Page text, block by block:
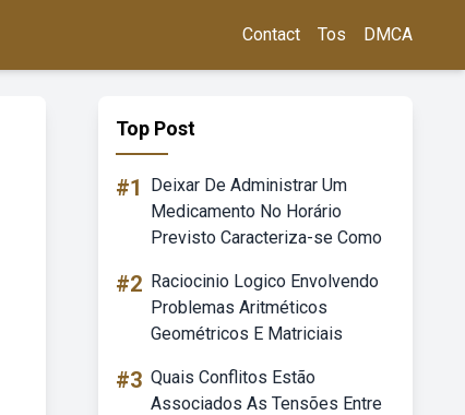
Contact Tos DMCA
Top Post
#1
Deixar De Administrar Um
Medicamento No Horário
Previsto Caracteriza-se Como
#2 Raciocinio Logico Envolvendo
Problemas Aritméticos
Geométricos E Matriciais
#3 Quais Conflitos Estão
Associados As Tensões Entre